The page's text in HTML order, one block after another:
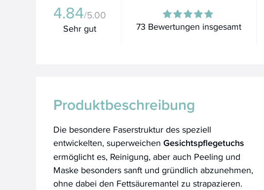
4.84/5.00
Sehr gut 73 Bewertungen insgesamt
Produktbeschreibung
Die besondere Faserstruktur des speziell
entwickelten, superweichen Gesichtspflegetuchs
ermöglicht es, Reinigung, aber auch Peeling und
Maske besonders sanft und gründlich abzunehmen,
ohne dabei den Fettsäuremantel zu strapazieren.